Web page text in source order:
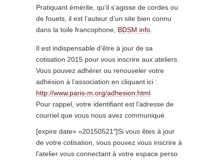
Pratiquant émérite, qu’il s’agisse de cordes ou
de fouets, il est l’auteur d’un site bien connu
dans la toile francophone, BDSM info
Il est indispensable d’être à jour de sa
cotisation 2015 pour vous inscrire aux ateliers.
Vous pouvez adhérer ou renouveler votre
adhésion à l’association en cliquant ici :
http://www.paris-m.org/adhesion.html
Pour rappel, votre identifiant est l’adresse de
courriel que vous nous avez communiqué.
[expire date= »20150521″]Si vous êtes à jour
de votre cotisation, vous pouvez vous inscrire à
l’atelier vous connectant à votre espace perso